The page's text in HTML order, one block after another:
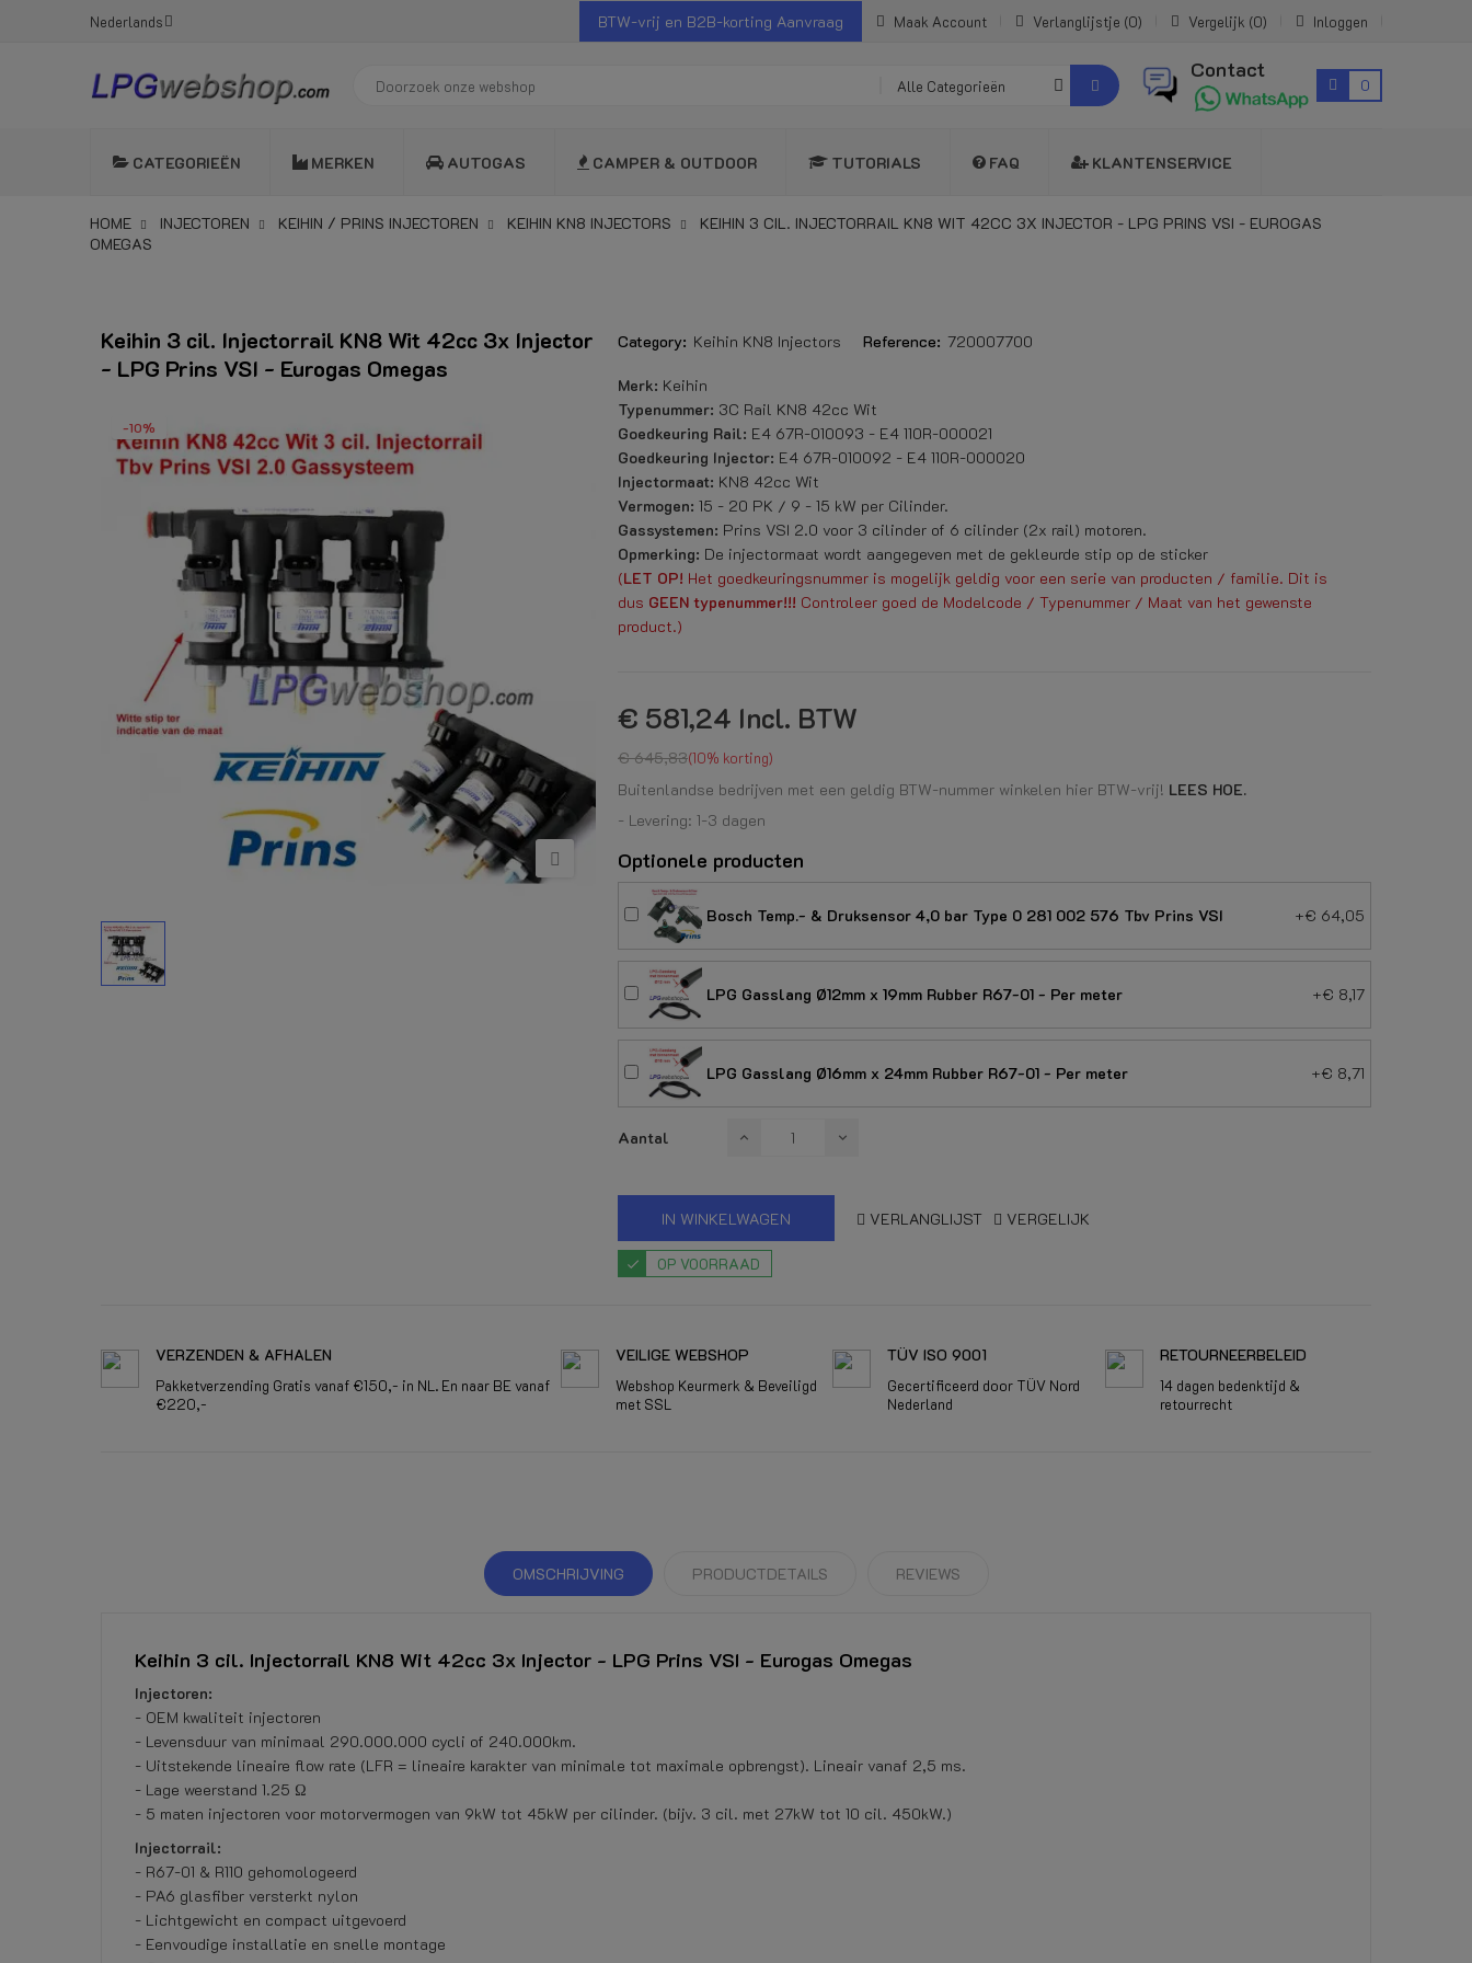
Nederlands BTW-vrij en B2B-korting Aanvraag Maak Account Verlanglijstje 0 Vergelijk 0 Inloggen
Alle Categorieën
Contact
0
CATEGORIEËN MERKEN AUTOGAS CAMPER & OUTDOOR TUTORIALS FAQ KLANTENSERVICE
HOME INJECTOREN KEIHIN / PRINS INJECTOREN KEIHIN KN8 INJECTORS
KEIHIN 3 CIL. INJECTORRAIL KN8 WIT 42CC 3X INJECTOR - LPG PRINS VSI - EUROGAS
OMEGAS
Keihin 3 cil. Injectorrail KN8 Wit 42cc 3x Injector
- LPG Prins VSI - Eurogas Omegas
-10%
Category: Keihin KN8 Injectors Reference: 720007700
Merk: Keihin
Typenummer: 3C Rail KN8 42cc Wit
Goedkeuring Rail: E4 67R-010093 - E4 110R-000021
Goedkeuring Injector: E4 67R-010092 - E4 110R-000020
Injectormaat: KN8 42cc Wit
Vermogen: 15 - 20 PK / 9 - 15 kW per Cilinder.
Gassystemen: Prins VSI 2.0 voor 3 cilinder of 6 cilinder (2x rail) motoren.
Opmerking: De injectormaat wordt aangegeven met de gekleurde stip op de sticker
(LET OP! Het goedkeuringsnummer is mogelijk geldig voor een serie van producten / familie. Dit is
dus GEEN typenummer!!! Controleer goed de Modelcode / Typenummer / Maat van het gewenste
product.)
€ 581,24 Incl. BTW
€ 645,83 10% korting
Buitenlandse bedrijven met een geldig BTW-nummer winkelen hier BTW-vrij! LEES HOE.
- Levering: 1-3 dagen
Optionele producten
Bosch Temp.- & Druksensor 4,0 bar Type 0 281 002 576 Tbv Prins VSI +€ 64,05
LPG Gasslang Ø12mm x 19mm Rubber R67-01 - Per meter +€ 8,17
LPG Gasslang Ø16mm x 24mm Rubber R67-01 - Per meter +€ 8,71
Aantal
IN WINKELWAGEN VERLANGLIJST VERGELIJK
OP VOORRAAD
VERZENDEN & AFHALEN
Pakketverzending Gratis vanaf €150,- in NL. En naar BE vanaf
€220,-
VEILIGE WEBSHOP
Webshop Keurmerk & Beveiligd
met SSL
TÜV ISO 9001
Gecertificeerd door TÜV Nord
Nederland
RETOURNEERBELEID
14 dagen bedenktijd &
retourrecht
OMSCHRIJVING PRODUCTDETAILS REVIEWS
Keihin 3 cil. Injectorrail KN8 Wit 42cc 3x Injector - LPG Prins VSI - Eurogas Omegas
Injectoren:
- OEM kwaliteit injectoren
- Levensduur van minimaal 290.000.000 cycli of 240.000km.
- Uitstekende lineaire flow rate (LFR = lineaire karakter van minimale tot maximale opbrengst). Lineair vanaf 2,5 ms.
- Lage weerstand 1.25 Ω
- 5 maten injectoren voor motorvermogen van 9kW tot 45kW per cilinder. (bijv. 3 cil. met 27kW tot 10 cil. 450kW.)
Injectorrail:
- R67-01 & R110 gehomologeerd
- PA6 glasfiber versterkt nylon
- Lichtgewicht en compact uitgevoerd
- Eenvoudige installatie en snelle montage